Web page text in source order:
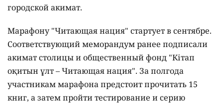
городской акимат.
Марафону "Читающая нация" стартует в сентябре.
Соответствующий меморандум ранее подписали
акимат столицы и общественный фонд "Кітап
оқитын ұлт – Читающая нация". За полгода
участникам марафона предстоит прочитать 15
книг, а затем пройти тестирование и серию